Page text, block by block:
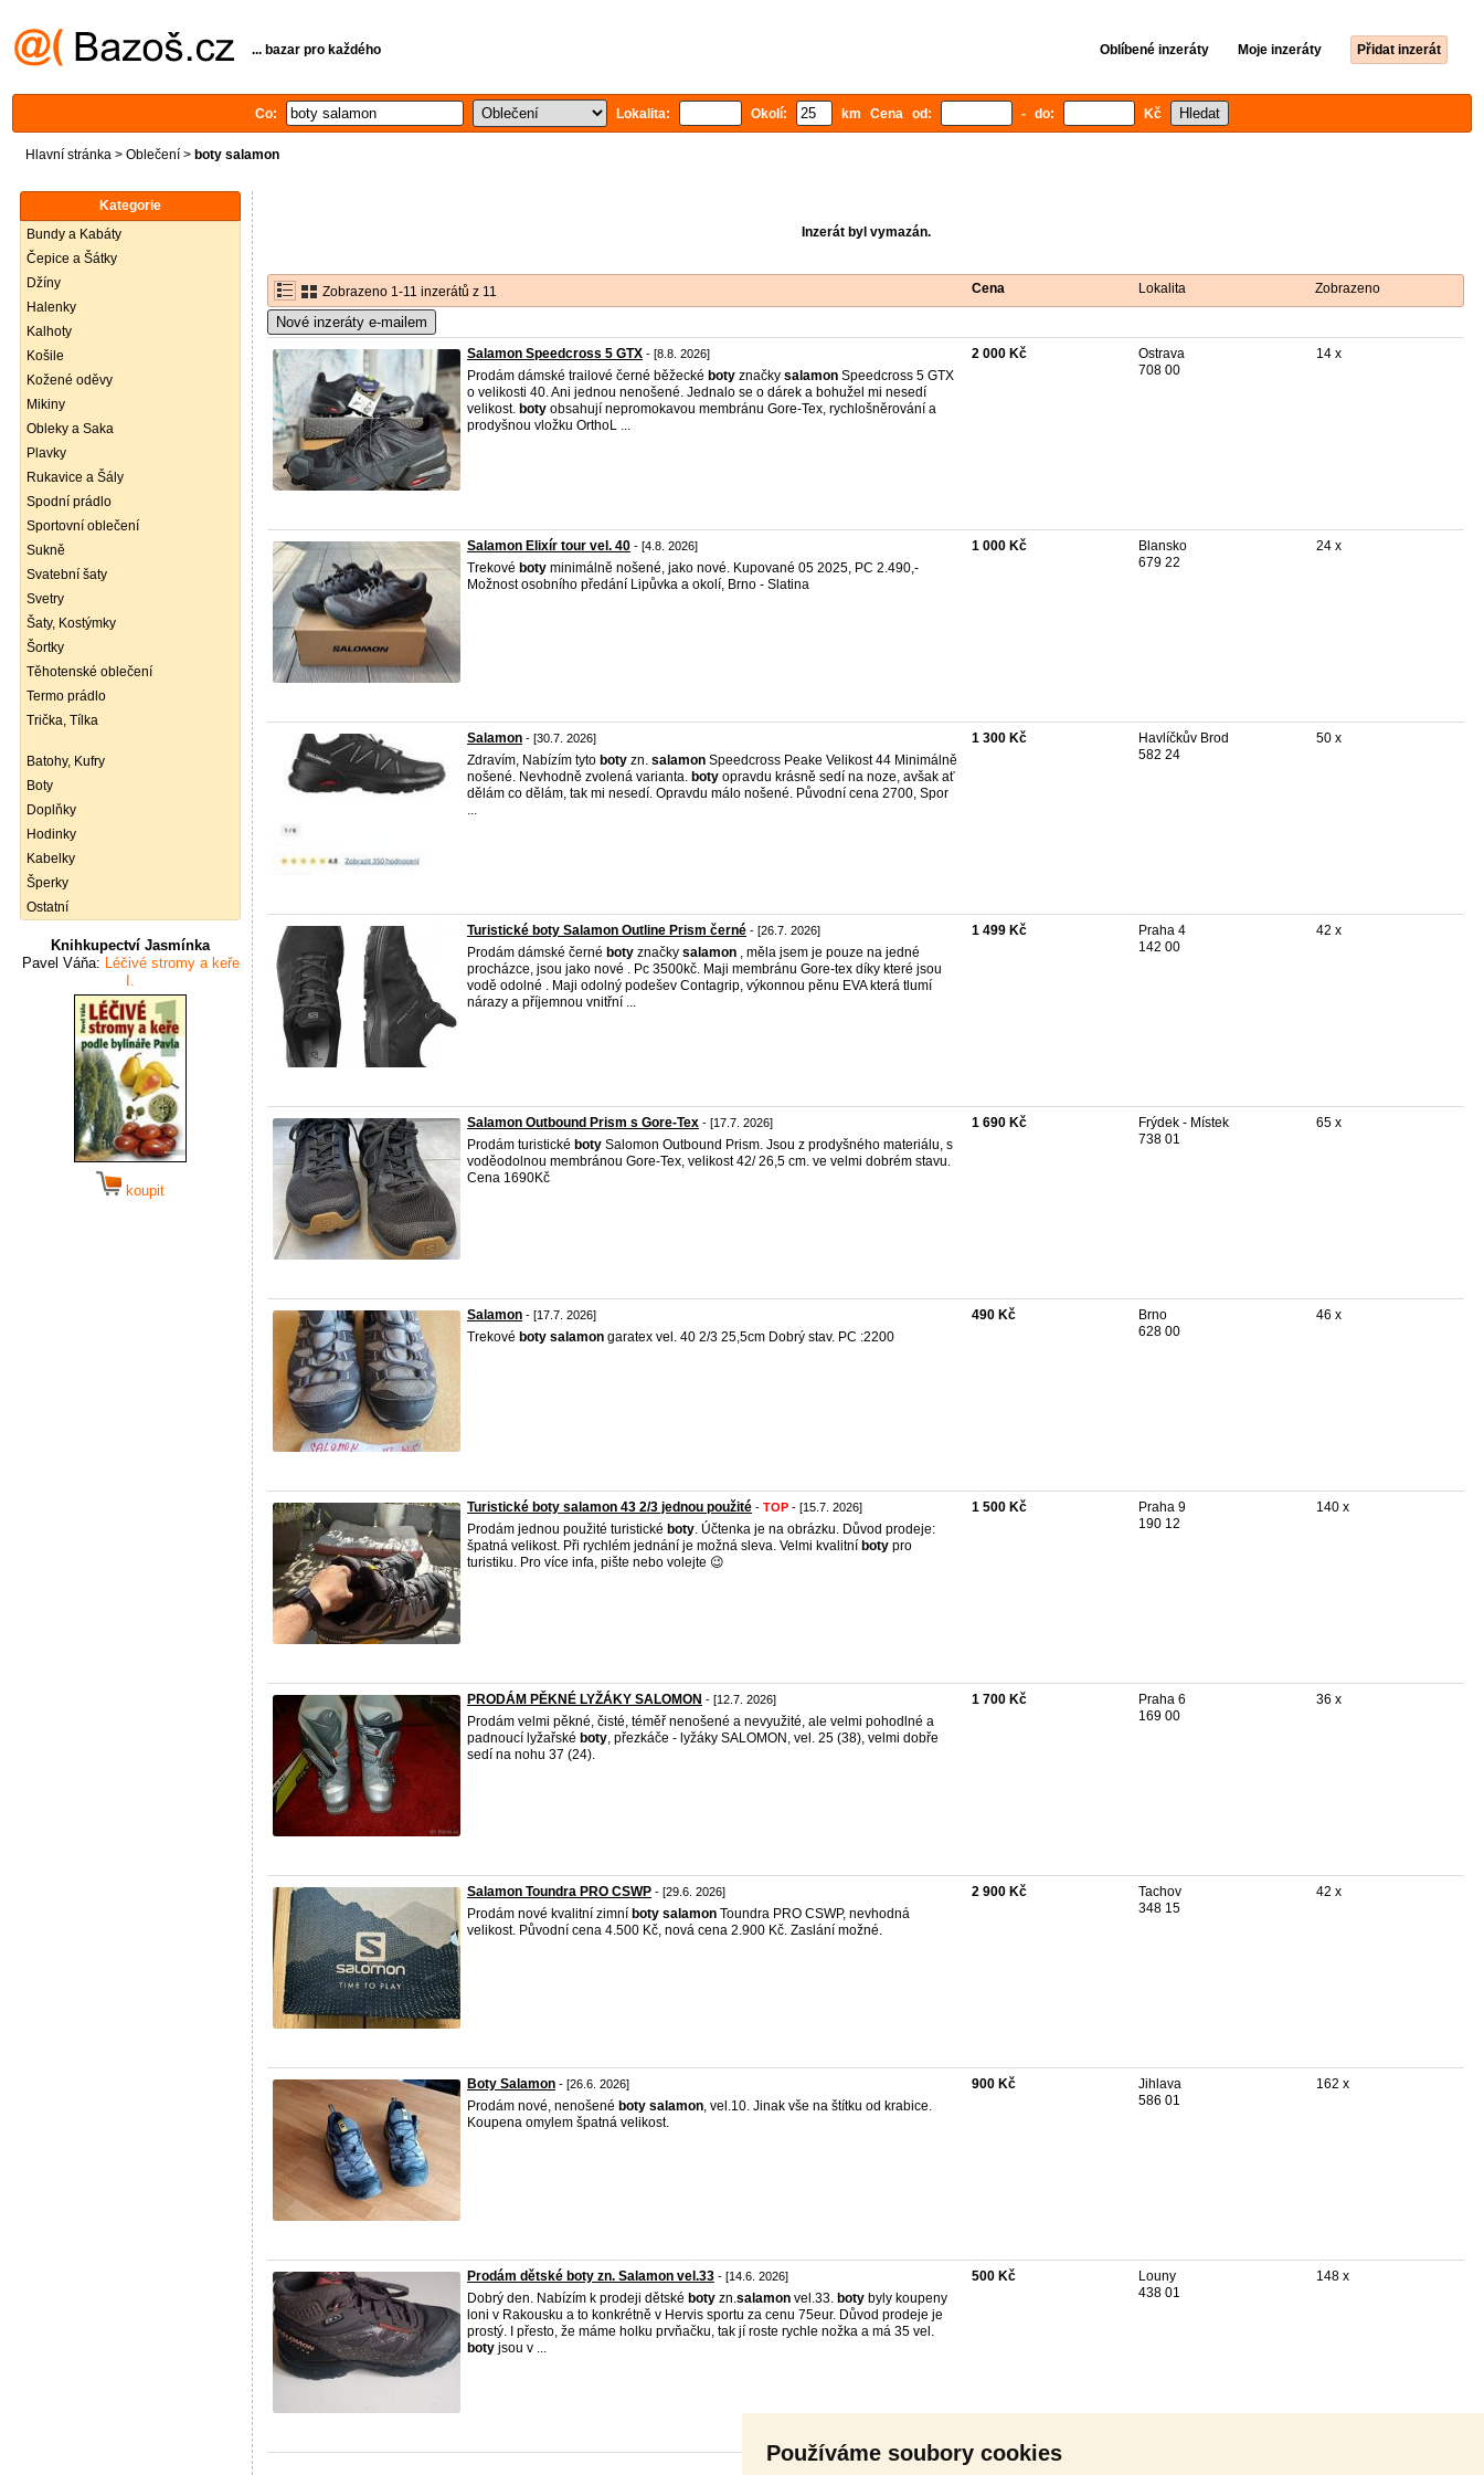
Používáme soubory cookies
... bazar pro každého Oblíbené inzeráty Moje inzeráty Přidat inzerát
Co: Lokalita: Okolí: km Cena od: - do: Kč
Hlavní stránka > Oblečení > boty salamon
Kategorie
Bundy a Kabáty
Čepice a Šátky
Džíny
Halenky
Kalhoty
Košile
Kožené oděvy
Mikiny
Obleky a Saka
Plavky
Rukavice a Šály
Spodní prádlo
Sportovní oblečení
Sukně
Svatební šaty
Svetry
Šaty, Kostýmky
Šortky
Těhotenské oblečení
Termo prádlo
Trička, Tílka
Batohy, Kufry
Boty
Doplňky
Hodinky
Kabelky
Šperky
Ostatní
Knihkupectví Jasmínka
Pavel Váňa: Léčivé stromy a keře
I.
koupit
Inzerát byl vymazán.
Zobrazeno 1-11 inzerátů z 11 Cena Lokalita Zobrazeno
Nové inzeráty e-mailem
Salamon Speedcross 5 GTX - [8.8. 2026]
Prodám dámské trailové černé běžecké boty značky salamon Speedcross 5 GTX
o velikosti 40. Ani jednou nenošené. Jednalo se o dárek a bohužel mi nesedí
velikost. boty obsahují nepromokavou membránu Gore-Tex, rychlošněrování a
prodyšnou vložku OrthoL ...
2 000 Kč
Ostrava
708 00
14 x
Salamon Elixír tour vel. 40 - [4.8. 2026]
Trekové boty minimálně nošené, jako nové. Kupované 05 2025, PC 2.490,-
Možnost osobního předání Lipůvka a okolí, Brno - Slatina
1 000 Kč
Blansko
679 22
24 x
Salamon - [30.7. 2026]
Zdravím, Nabízím tyto boty zn. salamon Speedcross Peake Velikost 44 Minimálně
nošené. Nevhodně zvolená varianta. boty opravdu krásně sedí na noze, avšak ať
dělám co dělám, tak mi nesedí. Opravdu málo nošené. Původní cena 2700, Spor
...
1 300 Kč
Havlíčkův Brod
582 24
50 x
Turistické boty Salamon Outline Prism černé - [26.7. 2026]
Prodám dámské černé boty značky salamon , měla jsem je pouze na jedné
procházce, jsou jako nové . Pc 3500kč. Maji membránu Gore-tex díky které jsou
vodě odolné . Maji odolný podešev Contagrip, výkonnou pěnu EVA která tlumí
nárazy a příjemnou vnitřní ...
1 499 Kč
Praha 4
142 00
42 x
Salamon Outbound Prism s Gore-Tex - [17.7. 2026]
Prodám turistické boty Salomon Outbound Prism. Jsou z prodyšného materiálu, s
voděodolnou membránou Gore-Tex, velikost 42/ 26,5 cm. ve velmi dobrém stavu.
Cena 1690Kč
1 690 Kč
Frýdek - Místek
738 01
65 x
Salamon - [17.7. 2026]
Trekové boty salamon garatex vel. 40 2/3 25,5cm Dobrý stav. PC :2200
490 Kč
Brno
628 00
46 x
Turistické boty salamon 43 2/3 jednou použité - TOP - [15.7. 2026]
Prodám jednou použité turistické boty. Účtenka je na obrázku. Důvod prodeje:
špatná velikost. Při rychlém jednání je možná sleva. Velmi kvalitní boty pro
turistiku. Pro více infa, pište nebo volejte 😉
1 500 Kč
Praha 9
190 12
140 x
PRODÁM PĚKNÉ LYŽÁKY SALOMON - [12.7. 2026]
Prodám velmi pěkné, čisté, téměř nenošené a nevyužité, ale velmi pohodlné a
padnoucí lyžařské boty, přezkáče - lyžáky SALOMON, vel. 25 (38), velmi dobře
sedí na nohu 37 (24).
1 700 Kč
Praha 6
169 00
36 x
Salamon Toundra PRO CSWP - [29.6. 2026]
Prodám nové kvalitní zimní boty salamon Toundra PRO CSWP, nevhodná
velikost. Původní cena 4.500 Kč, nová cena 2.900 Kč. Zaslání možné.
2 900 Kč
Tachov
348 15
42 x
Boty Salamon - [26.6. 2026]
Prodám nové, nenošené boty salamon, vel.10. Jinak vše na štítku od krabice.
Koupena omylem špatná velikost.
900 Kč
Jihlava
586 01
162 x
Prodám dětské boty zn. Salamon vel.33 - [14.6. 2026]
Dobrý den. Nabízím k prodeji dětské boty zn.salamon vel.33. boty byly koupeny
loni v Rakousku a to konkrétně v Hervis sportu za cenu 75eur. Důvod prodeje je
prostý. I přesto, že máme holku prvňačku, tak jí roste rychle nožka a má 35 vel.
boty jsou v ...
500 Kč
Louny
438 01
148 x